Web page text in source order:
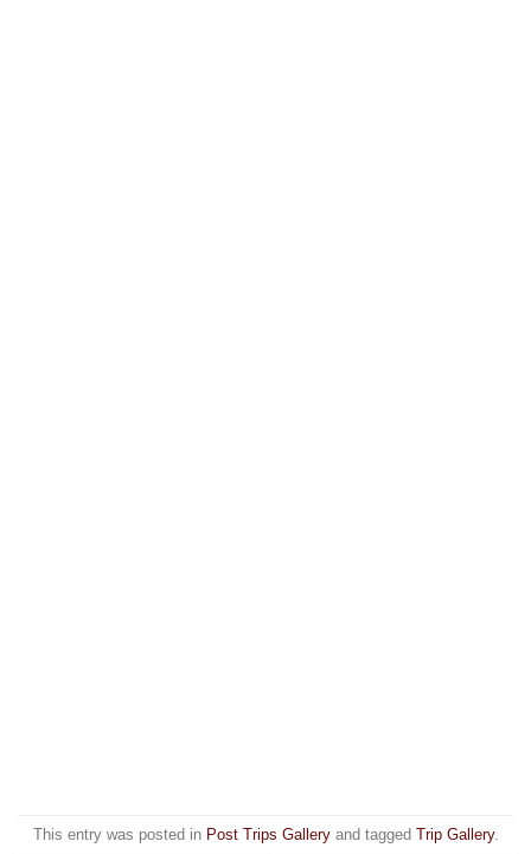
This entry was posted in Post Trips Galleryand tagged Trip Gallery.